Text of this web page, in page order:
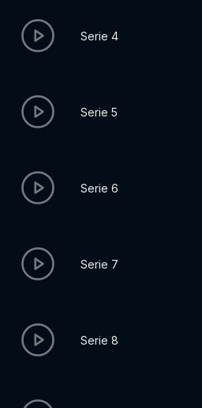
Serie 4
Serie 5
Serie 6
Serie 7
Serie 8